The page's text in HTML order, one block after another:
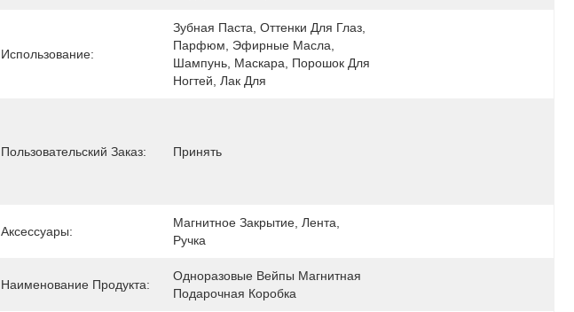
Использование:
Зубная Паста, Оттенки Для Глаз,
Парфюм, Эфирные Масла,
Шампунь, Маскара, Порошок Для
Ногтей, Лак Для
Пользовательский Заказ: Принять
Аксессуары:
Магнитное Закрытие, Лента,
Ручка
Наименование Продукта:
Одноразовые Вейпы Магнитная
Подарочная Коробка